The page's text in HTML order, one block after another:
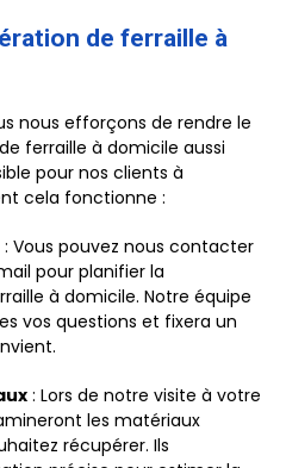
de ferraille à
nous efforçons de rendre le
ferraille à domicile aussi
pour nos clients à
cela fonctionne :
: Vous pouvez nous contacter
pour planifier la
à domicile. Notre équipe
vos questions et fixera un
: Lors de notre visite à votre
les matériaux
récupérer. Ils